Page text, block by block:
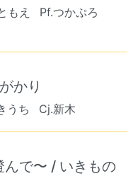
もえ
Pf.つかぷろ
かり
うち Cj.新木
で〜 / いきもの